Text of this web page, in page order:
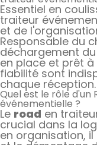
Essentiel en
traiteur
et de
Responsable du
déchargement
en place et prêt
fiabilité sont
chaque réception.
Quel est le rôle d'un
événementielle ?
Le road en
crucial dans la
en organisation,